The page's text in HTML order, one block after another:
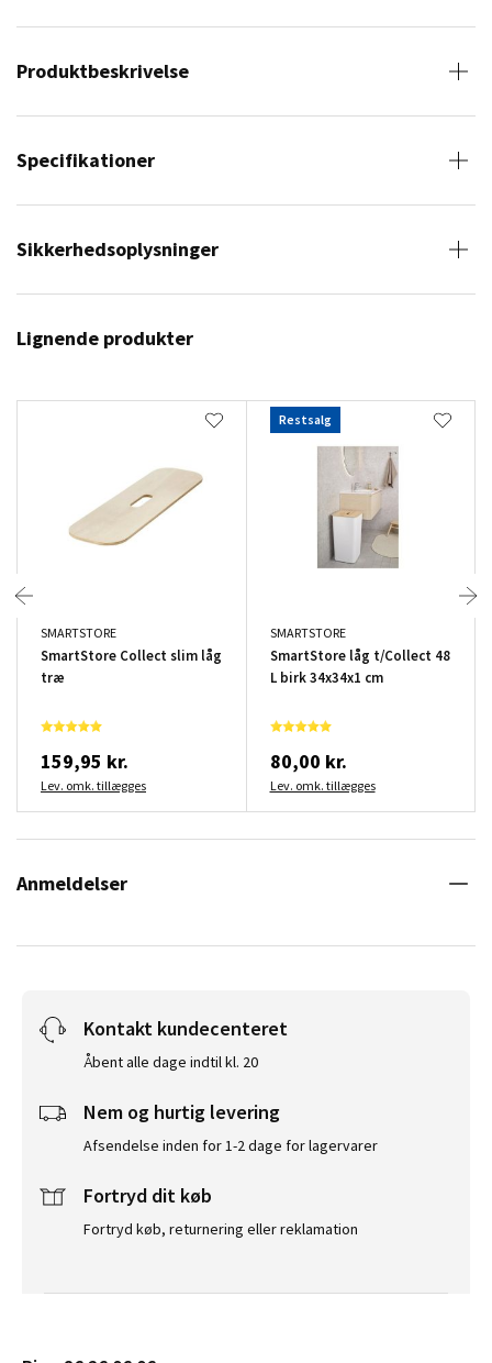
Produktbeskrivelse
Specifikationer
Sikkerhedsoplysninger
Lignende produkter
SMARTSTORE
SmartStore Collect slim låg
træ
159,95 kr.
Lev. omk. tillægges
Restsalg
SMARTSTORE
SmartStore låg t/Collect 48
L birk 34x34x1 cm
80,00 kr.
Lev. omk. tillægges
Anmeldelser
Kontakt kundecenteret
Åbent alle dage indtil kl. 20
Nem og hurtig levering
Afsendelse inden for 1-2 dage for lagervarer
Fortryd dit køb
Fortryd køb, returnering eller reklamation